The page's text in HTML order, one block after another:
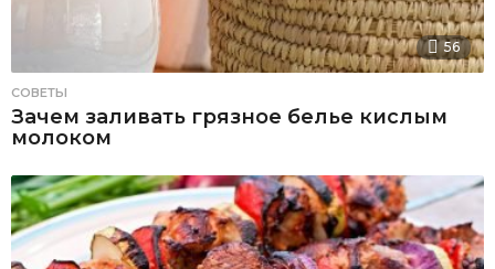
56
СОВЕТЫ
Зачем заливать грязное белье кислым
молоком